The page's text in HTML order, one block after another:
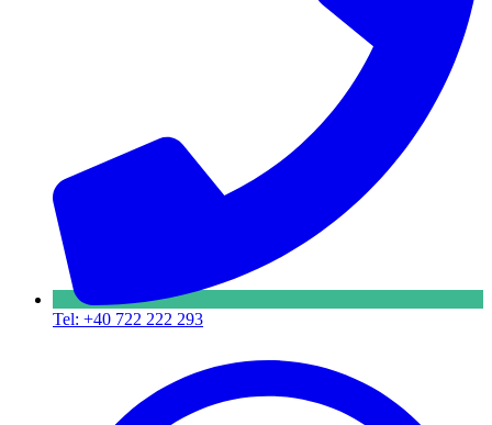
Tel: +40 722 222 293